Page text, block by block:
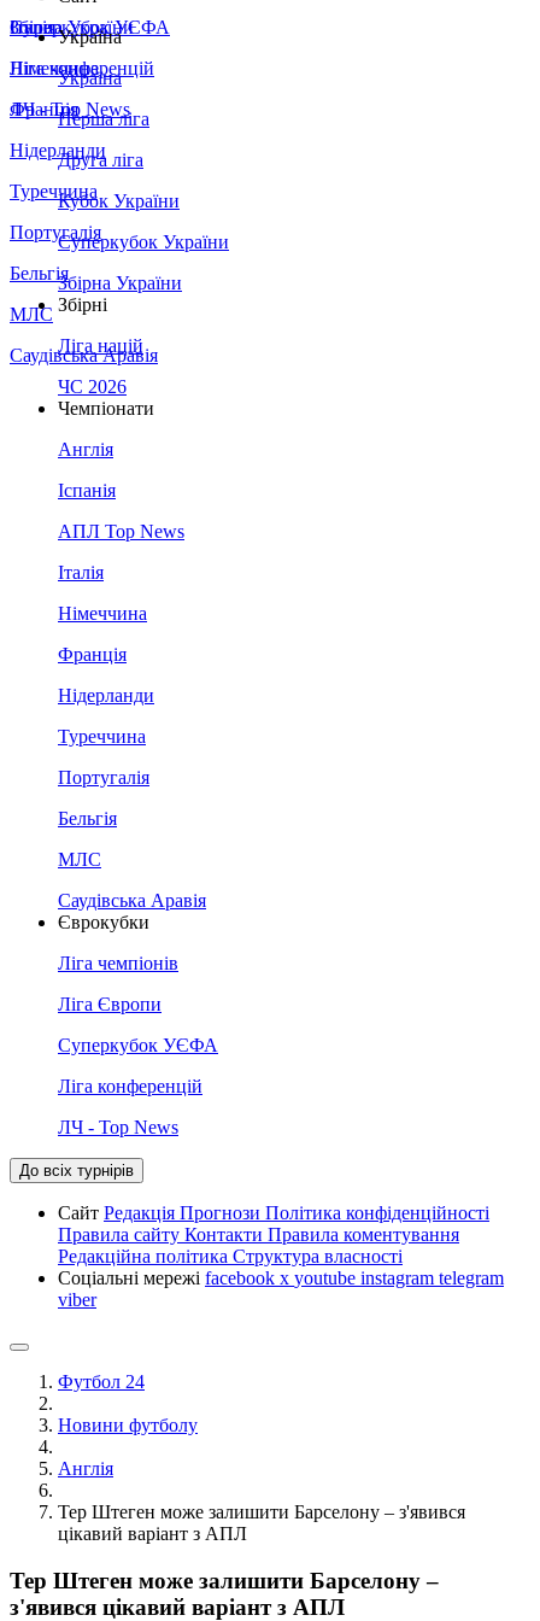
Збірна України
Італія
Німеччина
Франція
Нідерланди
Туреччина
Португалія
Бельгія
МЛС
Саудівська Аравія
Суперкубок УЄФА
Ліга конференцій
ЛЧ - Top News
Україна
Україна
Перша ліга
Друга ліга
Кубок України
Суперкубок України
Збірна України
Збірні
Ліга націй
ЧС 2026
Чемпіонати
Англія
Іспанія
АПЛ Top News
Італія
Німеччина
Франція
Нідерланди
Туреччина
Португалія
Бельгія
МЛС
Саудівська Аравія
Єврокубки
Ліга чемпіонів
Ліга Європи
Суперкубок УЄФА
Ліга конференцій
ЛЧ - Top News
До всіх турнірів
Сайт Редакція Прогнози Політика конфіденційності
Правила сайту Контакти Правила коментування
Редакційна політика Структура власності
Соціальні мережі facebook x youtube instagram telegram
viber
Футбол 24
Новини футболу
Англія
Тер Штеген може залишити Барселону – з'явився
цікавий варіант з АПЛ
Тер Штеген може залишити Барселону –
з'явився цікавий варіант з АПЛ